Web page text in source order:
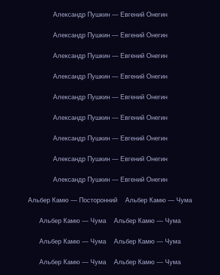
Александр Пушкин — Евгений Онегин
Александр Пушкин — Евгений Онегин
Александр Пушкин — Евгений Онегин
Александр Пушкин — Евгений Онегин
Александр Пушкин — Евгений Онегин
Александр Пушкин — Евгений Онегин
Александр Пушкин — Евгений Онегин
Александр Пушкин — Евгений Онегин
Александр Пушкин — Евгений Онегин
Альбер Камю — Посторонний Альбер Камю — Чума
Альбер Камю — Чума Альбер Камю — Чума
Альбер Камю — Чума Альбер Камю — Чума
Альбер Камю — Чума Альбер Камю — Чума